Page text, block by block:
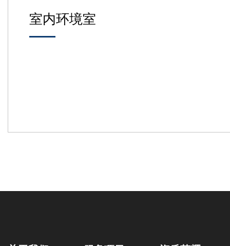
室内环境室